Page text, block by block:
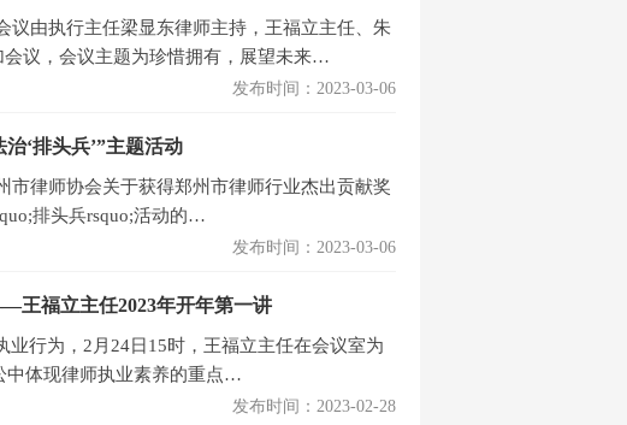
议由执行主任梁显东律师主持，王福立主任、朱
议，会议主题为珍惜拥有，展望未来…
发布时间：2023-03-06
‘排头兵’”主题活动
市律师协会关于获得郑州市律师行业杰出贡献奖
排头兵rsquo;活动的…
发布时间：2023-03-06
王福立主任2023年开年第一讲
行为，2月24日15时，王福立主任在会议室为
中体现律师执业素养的重点…
发布时间：2023-02-28